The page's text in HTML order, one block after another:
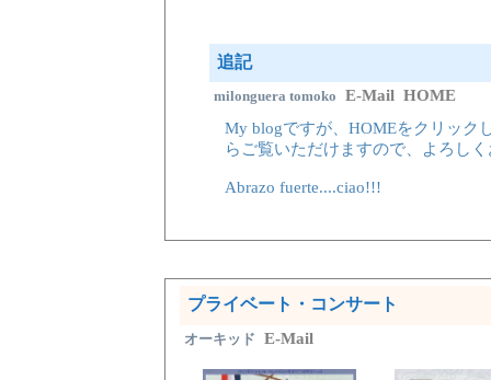
追記
milonguera tomoko E-Mail HOME
My blogですが、HOMEをクリック
らご覧いただけますので、よろし
Abrazo fuerte....ciao!!!
プライベート・コンサート
オーキッド E-Mail